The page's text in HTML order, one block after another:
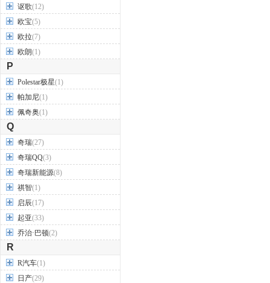
讴歌(12)
欧宝(5)
欧拉(7)
欧朗(1)
P
Polestar极星(1)
帕加尼(1)
佩奇奥(1)
Q
奇瑞(27)
奇瑞QQ(3)
奇瑞新能源(8)
祺智(1)
启辰(17)
起亚(33)
乔治·巴顿(2)
R
R汽车(1)
日产(29)